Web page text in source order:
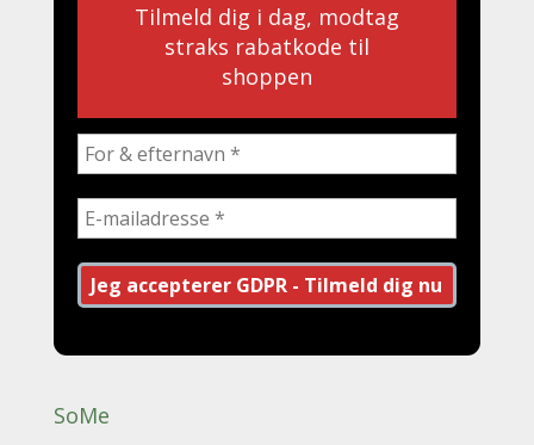
Tilmeld dig i dag, modtag
straks rabatkode til
shoppen
SoMe